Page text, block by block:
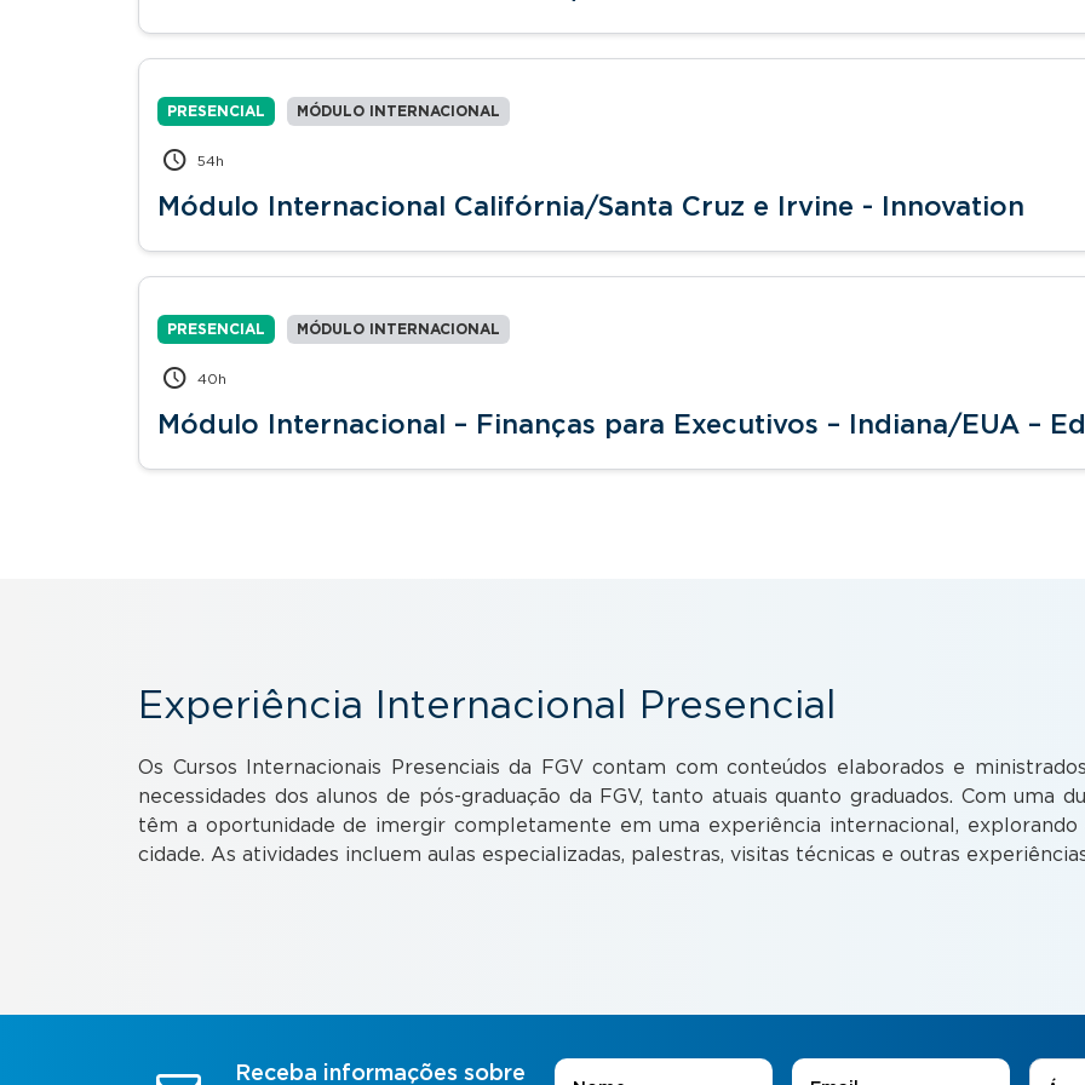
PRESENCIAL MÓDULO INTERNACIONAL
54h
Módulo Internacional Califórnia/Santa Cruz e Irvine - Innovation
PRESENCIAL MÓDULO INTERNACIONAL
40h
Módulo Internacional – Finanças para Executivos – Indiana/EUA –
Experiência Internacional Presencial
Os Cursos Internacionais Presenciais da FGV contam com conteúdos elaborados e
necessidades dos alunos de pós-graduação da FGV, tanto atuais quanto graduados. Com uma
têm a oportunidade de imergir completamente em uma experiência internacional, explorando
cidade. As atividades incluem aulas especializadas, palestras, visitas técnicas e outras
Receba informações sobre Nome E-mail Áreas